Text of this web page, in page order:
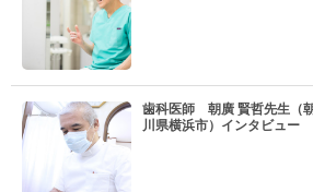
歯科医師 朝廣 賢哲先生（
川県横浜市）インタビュー